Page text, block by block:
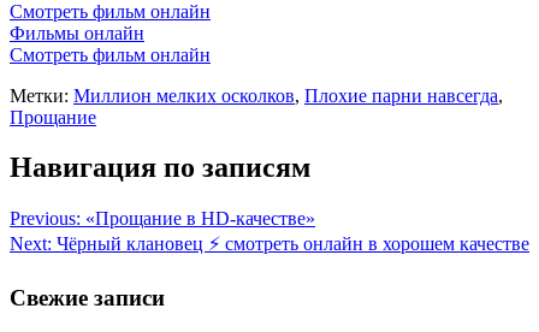
Смотреть фильм онлайн
Фильмы онлайн
Смотреть фильм онлайн
Метки: Миллион мелких осколков, Плохие парни навсегда,
Прощание
Навигация по записям
Previous: «Прощание в HD-качестве»
Next: Чёрный клановец ⚡ смотреть онлайн в хорошем качестве
Свежие записи